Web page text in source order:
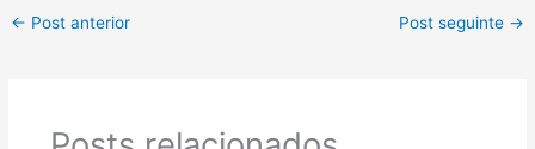
← Post anterior Post seguinte →